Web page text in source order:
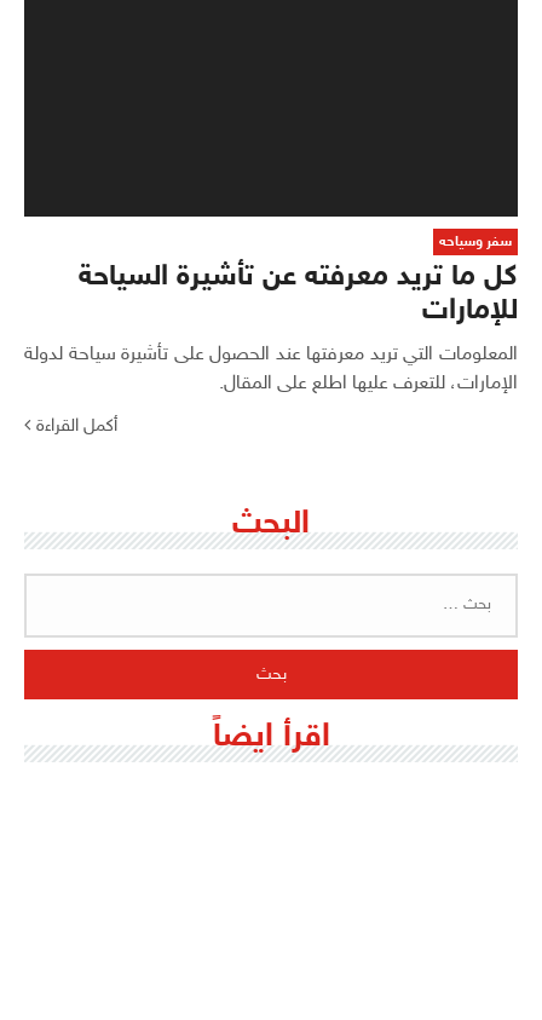
سفر وسياحه
كل ما تريد معرفته عن تأشيرة السياحة
للإمارات
المعلومات التي تريد معرفتها عند الحصول على تأشيرة سياحة لدولة
الإمارات، للتعرف عليها اطلع على المقال.
أكمل القراءة
البحث
اقرأ ايضاً